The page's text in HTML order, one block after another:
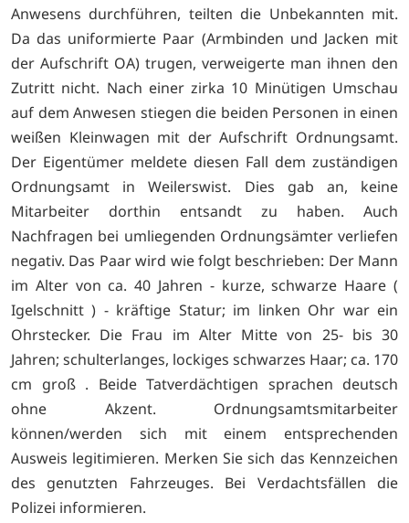
Anwesens durchführen, teilten die Unbekannten mit.
Da das uniformierte Paar (Armbinden und Jacken mit
der Aufschrift OA) trugen, verweigerte man ihnen den
Zutritt nicht. Nach einer zirka 10 Minütigen Umschau
auf dem Anwesen stiegen die beiden Personen in einen
weißen Kleinwagen mit der Aufschrift Ordnungsamt.
Der Eigentümer meldete diesen Fall dem zuständigen
Ordnungsamt in Weilerswist. Dies gab an, keine
Mitarbeiter dorthin entsandt zu haben. Auch
Nachfragen bei umliegenden Ordnungsämter verliefen
negativ. Das Paar wird wie folgt beschrieben: Der Mann
im Alter von ca. 40 Jahren - kurze, schwarze Haare (
Igelschnitt ) - kräftige Statur; im linken Ohr war ein
Ohrstecker. Die Frau im Alter Mitte von 25- bis 30
Jahren; schulterlanges, lockiges schwarzes Haar; ca. 170
cm groß . Beide Tatverdächtigen sprachen deutsch
ohne Akzent. Ordnungsamtsmitarbeiter
können/werden sich mit einem entsprechenden
Ausweis legitimieren. Merken Sie sich das Kennzeichen
des genutzten Fahrzeuges. Bei Verdachtsfällen die
Polizei informieren.